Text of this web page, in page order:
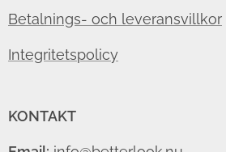
Betalnings- och leveransvillkor
Integritetspolicy
KONTAKT